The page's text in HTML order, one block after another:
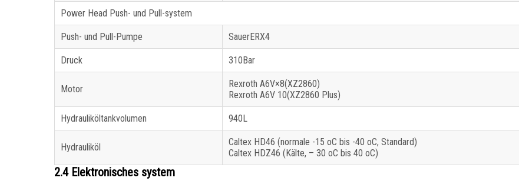
Power Head Push- und Pull-system
Push- und Pull-Pumpe SauerERX4
Druck 310Bar
Motor
Rexroth A6V×8(XZ2860)
Rexroth A6V 10(XZ2860 Plus)
Hydrauliköltankvolumen 940L
Hydrauliköl
Caltex HD46 (normale -15 oC bis -40 oC, Standard)
Caltex HDZ46 (Kälte, – 30 oC bis 40 oC)
2.4 Elektronisches system